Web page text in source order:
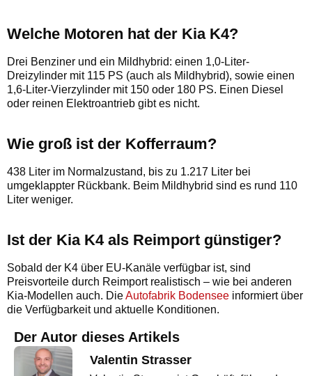
Welche Motoren hat der Kia K4?
Drei Benziner und ein Mildhybrid: einen 1,0-Liter-
Dreizylinder mit 115 PS (auch als Mildhybrid), sowie einen
1,6-Liter-Vierzylinder mit 150 oder 180 PS. Einen Diesel
oder reinen Elektroantrieb gibt es nicht.
Wie groß ist der Kofferraum?
438 Liter im Normalzustand, bis zu 1.217 Liter bei
umgeklappter Rückbank. Beim Mildhybrid sind es rund 110
Liter weniger.
Ist der Kia K4 als Reimport günstiger?
Sobald der K4 über EU-Kanäle verfügbar ist, sind
Preisvorteile durch Reimport realistisch – wie bei anderen
Kia-Modellen auch. DieAutofabrik Bodensee informiert über
die Verfügbarkeit und aktuelle Konditionen.
Der Autor dieses Artikels
Valentin Strasser